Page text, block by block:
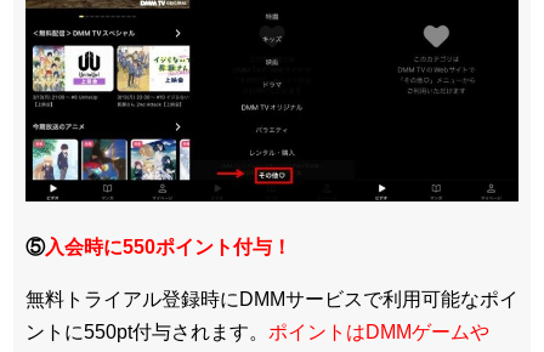
⑤入会時に550ポイント付与！
無料トライアル登録時にDMMサービスで利用可能なポイ
ントに550pt付与されます。 ポイントはDMMゲームや